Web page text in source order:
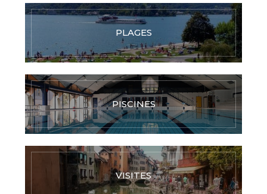
PLAGES
PISCINES
VISITES